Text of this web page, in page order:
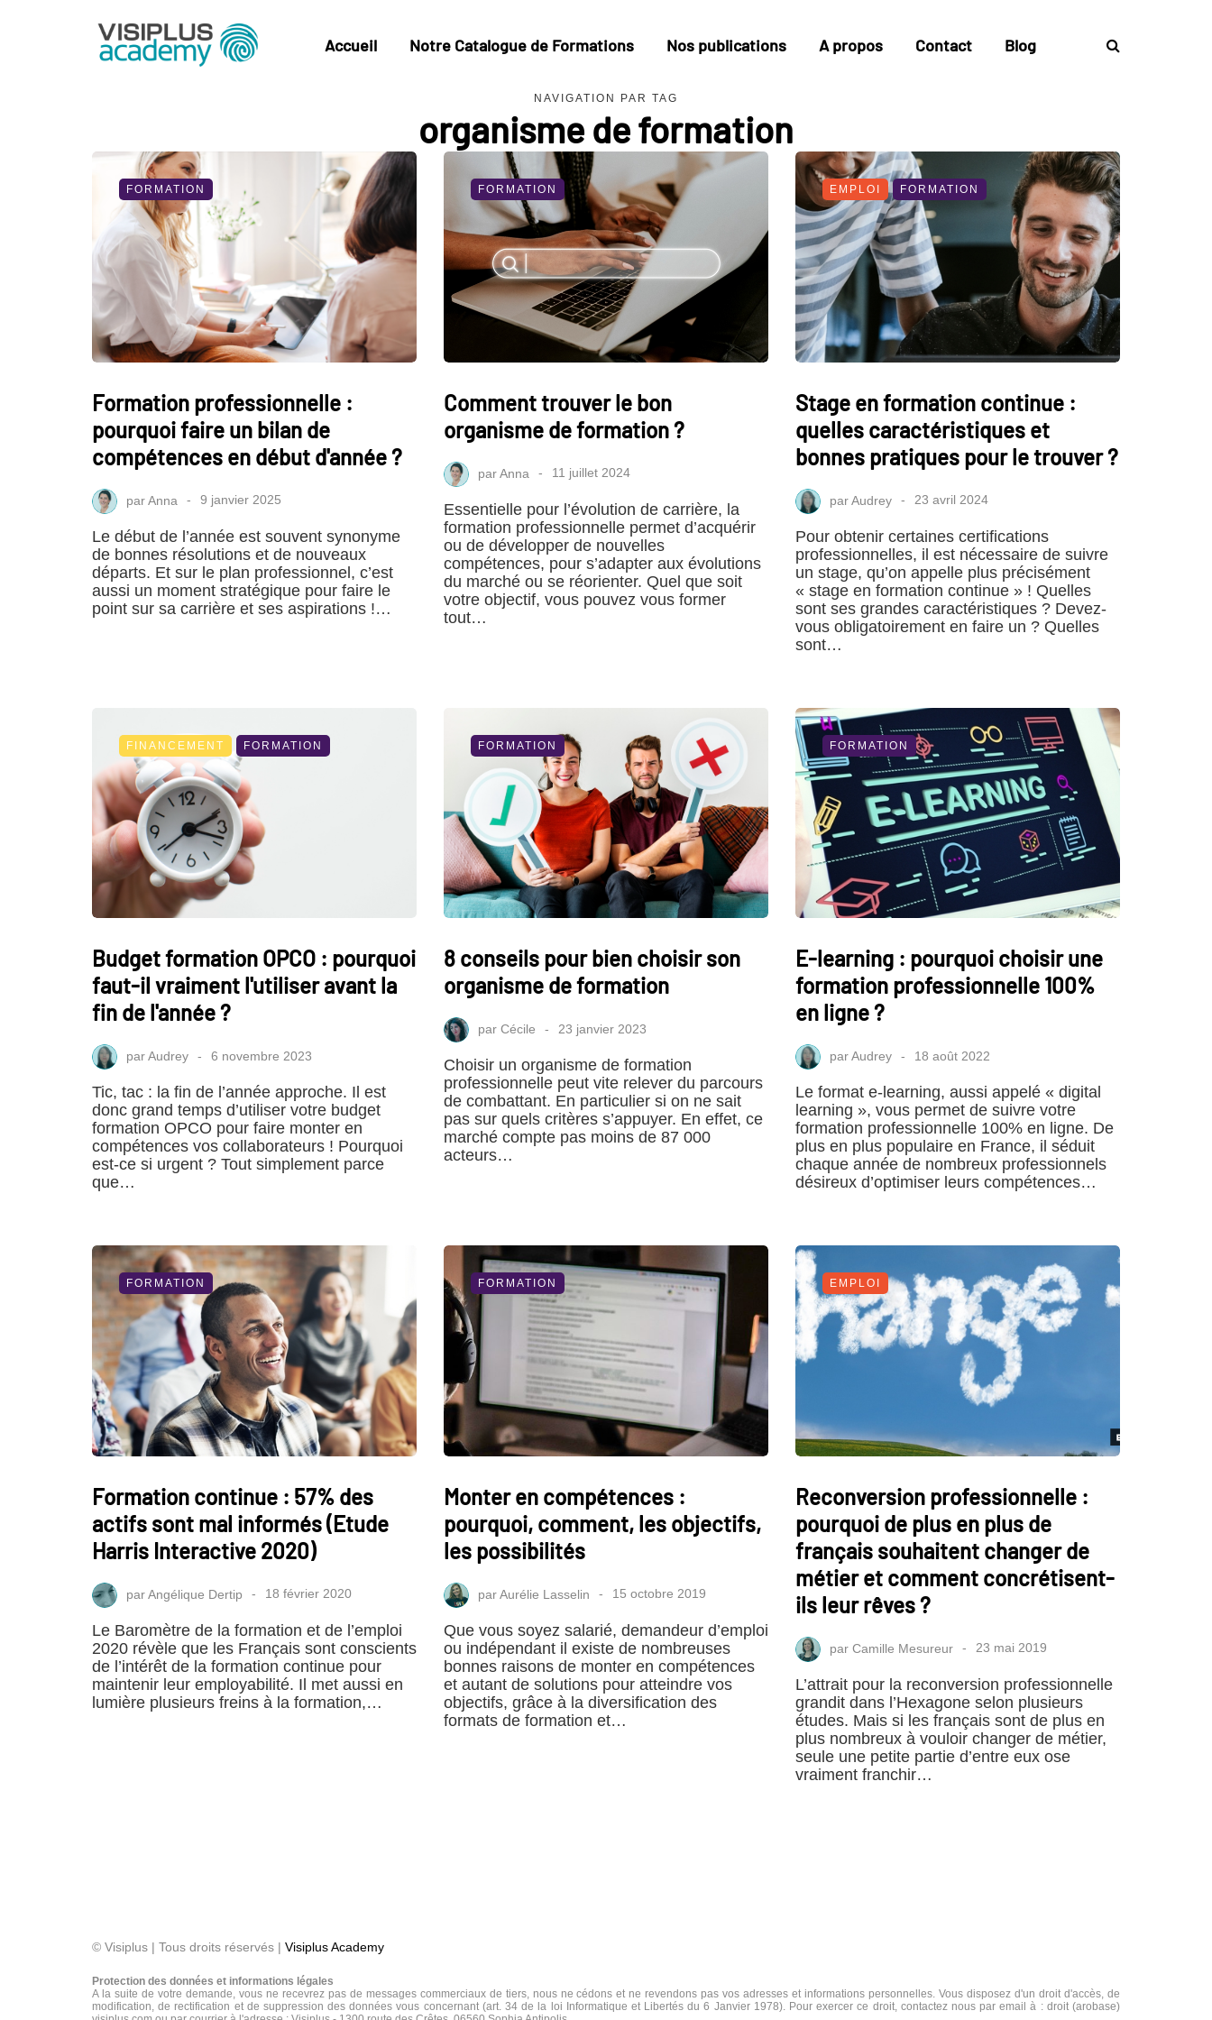
Accueil Notre Catalogue de Formations Nos publications A propos Contact Blog
NAVIGATION PAR TAG
organisme de formation
FORMATION
Formation professionnelle :
pourquoi faire un bilan de
compétences en début d'année ?
parAnna 9 janvier 2025
Le début de l’année est souvent synonyme
de bonnes résolutions et de nouveaux
départs. Et sur le plan professionnel, c’est
aussi un moment stratégique pour faire le
point sur sa carrière et ses aspirations !…
FORMATION
Comment trouver le bon
organisme de formation ?
parAnna 11 juillet 2024
Essentielle pour l’évolution de carrière, la
formation professionnelle permet d’acquérir
ou de développer de nouvelles
compétences, pour s’adapter aux évolutions
du marché ou se réorienter. Quel que soit
votre objectif, vous pouvez vous former
tout…
EMPLOI FORMATION
Stage en formation continue :
quelles caractéristiques et
bonnes pratiques pour le trouver ?
parAudrey 23 avril 2024
Pour obtenir certaines certifications
professionnelles, il est nécessaire de suivre
un stage, qu’on appelle plus précisément
« stage en formation continue » ! Quelles
sont ses grandes caractéristiques ? Devez-
vous obligatoirement en faire un ? Quelles
sont…
FINANCEMENT FORMATION
Budget formation OPCO : pourquoi
faut-il vraiment l'utiliser avant la
fin de l'année ?
parAudrey 6 novembre 2023
Tic, tac : la fin de l’année approche. Il est
donc grand temps d’utiliser votre budget
formation OPCO pour faire monter en
compétences vos collaborateurs ! Pourquoi
est-ce si urgent ? Tout simplement parce
que…
FORMATION
8 conseils pour bien choisir son
organisme de formation
par Cécile 23 janvier 2023
Choisir un organisme de formation
professionnelle peut vite relever du parcours
de combattant. En particulier si on ne sait
pas sur quels critères s’appuyer. En effet, ce
marché compte pas moins de 87 000
acteurs…
FORMATION
E-learning : pourquoi choisir une
formation professionnelle 100%
en ligne ?
parAudrey 18 août 2022
Le format e-learning, aussi appelé « digital
learning », vous permet de suivre votre
formation professionnelle 100% en ligne. De
plus en plus populaire en France, il séduit
chaque année de nombreux professionnels
désireux d’optimiser leurs compétences…
FORMATION
Formation continue : 57% des
actifs sont mal informés (Etude
Harris Interactive 2020)
parAngélique Dertip 18 février 2020
Le Baromètre de la formation et de l’emploi
2020 révèle que les Français sont conscients
de l’intérêt de la formation continue pour
maintenir leur employabilité. Il met aussi en
lumière plusieurs freins à la formation,…
FORMATION
Monter en compétences :
pourquoi, comment, les objectifs,
les possibilités
parAurélie Lasselin 15 octobre 2019
Que vous soyez salarié, demandeur d’emploi
ou indépendant il existe de nombreuses
bonnes raisons de monter en compétences
et autant de solutions pour atteindre vos
objectifs, grâce à la diversification des
formats de formation et…
EMPLOI
Reconversion professionnelle :
pourquoi de plus en plus de
français souhaitent changer de
métier et comment concrétisent-
ils leur rêves ?
par Camille Mesureur 23 mai 2019
L’attrait pour la reconversion professionnelle
grandit dans l’Hexagone selon plusieurs
études. Mais si les français sont de plus en
plus nombreux à vouloir changer de métier,
seule une petite partie d’entre eux ose
vraiment franchir…
© Visiplus | Tous droits réservés | Visiplus Academy
Protection des données et informations légales
A la suite de votre demande, vous ne recevrez pas de messages commerciaux de tiers, nous ne cédons et ne revendons pas vos adresses et informations personnelles. Vous disposez d'un droit d'accès, de
modification, de rectification et de suppression des données vous concernant (art. 34 de la loi Informatique et Libertés du 6 Janvier 1978). Pour exercer ce droit, contactez nous par email à : droit (arobase)